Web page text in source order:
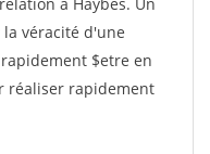
véracité d'une
$etre en
réaliser rapidement